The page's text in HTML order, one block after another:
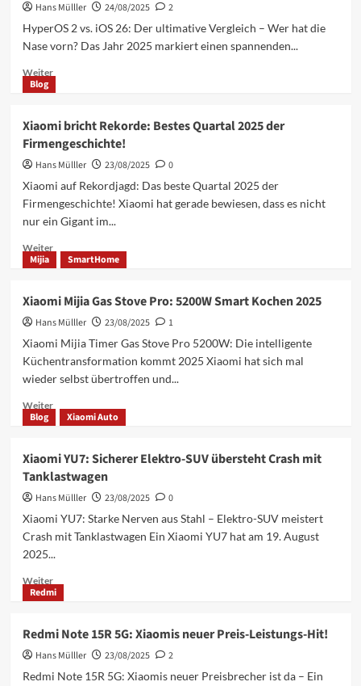
Camera
4
Camera:
3K-
Hans Mülller 24/08/2025
2
HyperOS 2 vs. iOS 26: Der ultimative Vergleich – Wer hat die
Nase vorn? Das Jahr 2025 markiert einen spannenden...
WeiterMehr
2
vs
iOS
Der
ultimative
Vergleich
Blog
Xiaomi bricht Rekorde: Bestes Quartal 2025 der
Firmengeschichte!
Hans Mülller 23/08/2025
0
Xiaomi auf Rekordjagd: Das beste Quartal 2025 der
Firmengeschichte! Xiaomi hat gerade bewiesen, dass es nicht
nur ein Gigant im...
WeiterMehr
Informationen
bricht
Rekorde:
Bestes
Quartal
2025
der
Mijia SmartHome
Xiaomi Mijia Gas Stove Pro: 5200W Smart Kochen 2025
Hans Mülller 23/08/2025
1
Xiaomi Mijia Timer Gas Stove Pro 5200W: Die intelligente
Küchentransformation kommt 2025 Xiaomi hat sich mal
wieder selbst übertroffen und...
WeiterMehr
Informationen
Mijia
Gas
Stove
5200W
Smart
Kochen
Blog Xiaomi Auto
Xiaomi YU7: Sicherer Elektro-SUV übersteht Crash mit
Tanklastwagen
Hans Mülller 23/08/2025
0
Xiaomi YU7: Starke Nerven aus Stahl – Elektro-SUV meistert
Crash mit Tanklastwagen Ein Xiaomi YU7 hat am 19. August
2025...
WeiterMehr
Informationen
YU7:
Sicherer
Elektro-
Redmi
Redmi Note 15R 5G: Xiaomis neuer Preis-Leistungs-Hit!
Hans Mülller 23/08/2025
2
Redmi Note 15R 5G: Xiaomis neuer Preisbrecher ist da – Ein